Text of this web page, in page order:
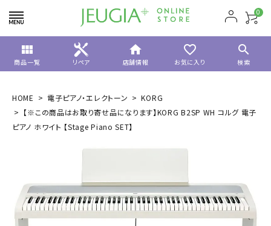
0
view_module
商品一覧 リペア
home
店舗情報
favorite_border
お気に入り
search
検索
HOME 電子ピアノ・エレクトーン
KORG
【※この商品はお取り寄せ品になります】KORG B2SP WH コルグ 電子
ピアノ ホワイト 【Stage Piano SET】